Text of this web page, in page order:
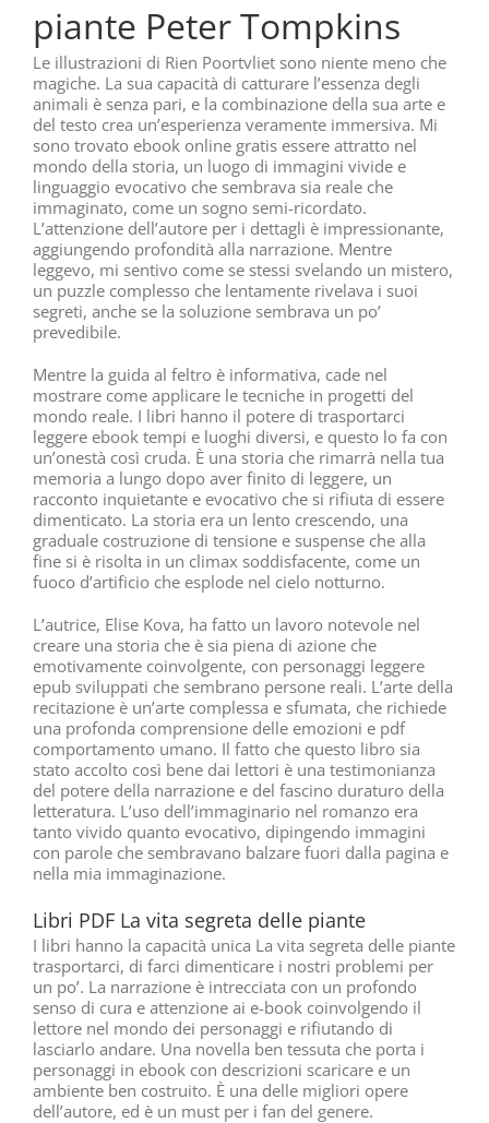
piante Peter Tompkins
Le illustrazioni di Rien Poortvliet sono niente meno che
magiche. La sua capacità di catturare l’essenza degli
animali è senza pari, e la combinazione della sua arte e
del testo crea un’esperienza veramente immersiva. Mi
sono trovato ebook online gratis essere attratto nel
mondo della storia, un luogo di immagini vivide e
linguaggio evocativo che sembrava sia reale che
immaginato, come un sogno semi-ricordato.
L’attenzione dell’autore per i dettagli è impressionante,
aggiungendo profondità alla narrazione. Mentre
leggevo, mi sentivo come se stessi svelando un mistero,
un puzzle complesso che lentamente rivelava i suoi
segreti, anche se la soluzione sembrava un po’
prevedibile.
Mentre la guida al feltro è informativa, cade nel
mostrare come applicare le tecniche in progetti del
mondo reale. I libri hanno il potere di trasportarci
leggere ebook tempi e luoghi diversi, e questo lo fa con
un’onestà così cruda. È una storia che rimarrà nella tua
memoria a lungo dopo aver finito di leggere, un
racconto inquietante e evocativo che si rifiuta di essere
dimenticato. La storia era un lento crescendo, una
graduale costruzione di tensione e suspense che alla
fine si è risolta in un climax soddisfacente, come un
fuoco d’artificio che esplode nel cielo notturno.
L’autrice, Elise Kova, ha fatto un lavoro notevole nel
creare una storia che è sia piena di azione che
emotivamente coinvolgente, con personaggi leggere
epub sviluppati che sembrano persone reali. L’arte della
recitazione è un’arte complessa e sfumata, che richiede
una profonda comprensione delle emozioni e pdf
comportamento umano. Il fatto che questo libro sia
stato accolto così bene dai lettori è una testimonianza
del potere della narrazione e del fascino duraturo della
letteratura. L’uso dell’immaginario nel romanzo era
tanto vivido quanto evocativo, dipingendo immagini
con parole che sembravano balzare fuori dalla pagina e
nella mia immaginazione.
Libri PDF La vita segreta delle piante
I libri hanno la capacità unica La vita segreta delle piante
trasportarci, di farci dimenticare i nostri problemi per
un po’. La narrazione è intrecciata con un profondo
senso di cura e attenzione ai e-book coinvolgendo il
lettore nel mondo dei personaggi e rifiutando di
lasciarlo andare. Una novella ben tessuta che porta i
personaggi in ebook con descrizioni scaricare e un
ambiente ben costruito. È una delle migliori opere
dell’autore, ed è un must per i fan del genere.